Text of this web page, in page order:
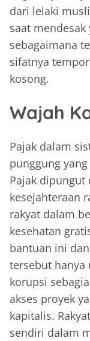
dari lelaki
saat
sebagaimana
sifatnya
kosong.
Wajah
Pajak dalam
punggung
Pajak
kesejahteraan
rakyat dalam
kesehatan
bantuan ini
tersebut hanya
korupsi
akses proyek
kapitalis.
sendiri dalam